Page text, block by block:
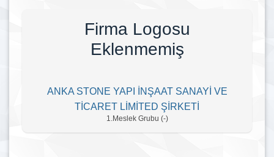
Firma Logosu
Eklenmemiş
ANKA STONE YAPI İNŞAAT SANAYİ VE
TİCARET LİMİTED ŞİRKETİ
1.Meslek Grubu (-)